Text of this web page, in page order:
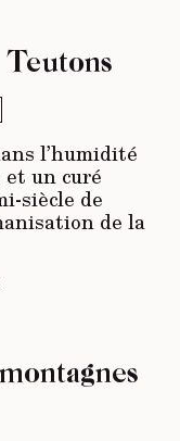
l’humidité
un curé
siècle de
de la